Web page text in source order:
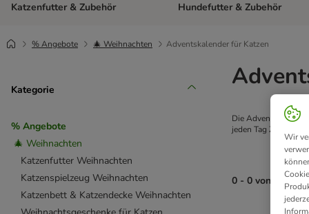
Katzenfutter & Zubehör Kategorie-Menü öffnen:
Hundefutter & Zubehör
% Angebote 🎄 Weihnachten Adventskalender für Katzen
Kategorie
% Angebote
🎄 Weihnachten
Katzenfutter Weihnachten
Katzenspielzeug Weihnachten
Katzenbett & Katzendecke Weihnachten
Die Advents- und
jeden Tag Zeit für
0 - 0 von 0
Wir